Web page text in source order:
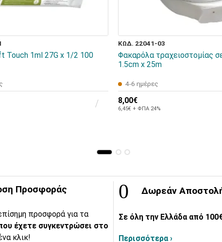
Touch 1ml 27G x 1/2 100
ΚΩΔ. 22041-03
Φακαρόλα τραχειοστομίας
1.5cm x 25m
4-6 ημέρες
8,00€
6,45€ + ΦΠΑ 24%
Προσφοράς
προσφορά για τα
έχετε συγκεντρώσει στο
κλικ!
Δωρεάν
Σε όλη την Ελλάδα από
Περισσότερα ›